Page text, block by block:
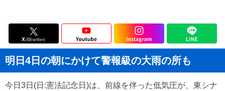
明日4日の朝にかけて警報級の大雨の所も
今日3日(日:憲法記念日)は、前線を伴った低気圧が、東シナ